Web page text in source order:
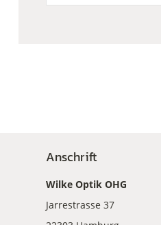
Anschrift
Wilke Optik OHG
Jarrestrasse 37